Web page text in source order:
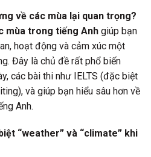
về các mùa lại quan trọng?
mùa trong tiếng Anhgiúp bạn
hoạt động và cảm xúc một
Đây là chủ đề rất phổ biến
các bài thi như IELTS (đặc biệt
và giúp bạn hiểu sâu hơn về
Anh.
“weather” và “climate” khi